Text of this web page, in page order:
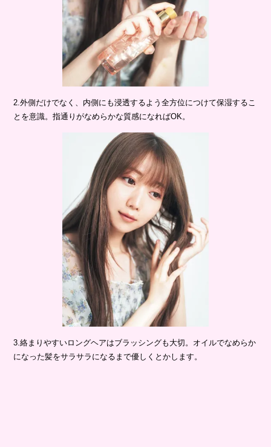
2.外側だけでなく、内側にも浸透するよう全方位につけて保湿するこ
とを意識。指通りがなめらかな質感になればOK。
3.絡まりやすいロングヘアはブラッシングも大切。オイルでなめらか
になった髪をサラサラになるまで優しくとかします。